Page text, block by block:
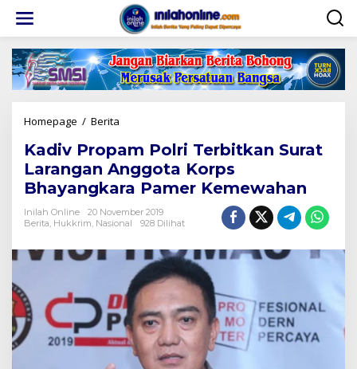
konten
Homepage / Berita
Polri
Terbitkan
Surat
Larangan
Anggota
Korps
Pamer
Kemewahan
Kadiv Propam Polri Terbitkan Surat
Larangan Anggota Korps
Bhayangkara Pamer Kemewahan
Inilah Online
20 November 2019
Berita Hukkrim Nasional 928 Dilihat